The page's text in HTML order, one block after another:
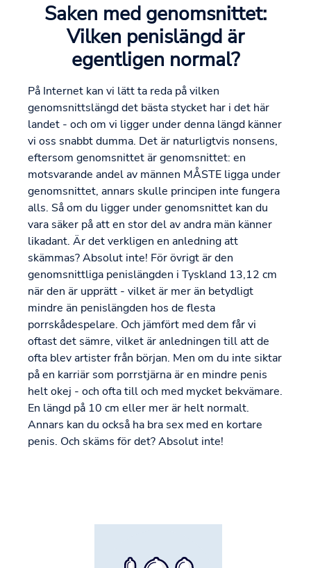
Saken med genomsnittet:
Vilken penislängd är
egentligen normal?
På Internet kan vi lätt ta reda på vilken
genomsnittslängd det bästa stycket har i det här
landet - och om vi ligger under denna längd känner
vi oss snabbt dumma. Det är naturligtvis nonsens,
eftersom genomsnittet är genomsnittet: en
motsvarande andel av männen MÅSTE ligga under
genomsnittet, annars skulle principen inte fungera
alls. Så om du ligger under genomsnittet kan du
vara säker på att en stor del av andra män känner
likadant. Är det verkligen en anledning att
skämmas? Absolut inte! För övrigt är den
genomsnittliga penislängden i Tyskland 13,12 cm
när den är upprätt - vilket är mer än betydligt
mindre än penislängden hos de flesta
porrskådespelare. Och jämfört med dem får vi
oftast det sämre, vilket är anledningen till att de
ofta blev artister från början. Men om du inte siktar
på en karriär som porrstjärna är en mindre penis
helt okej - och ofta till och med mycket bekvämare.
En längd på 10 cm eller mer är helt normalt.
Annars kan du också ha bra sex med en kortare
penis. Och skäms för det? Absolut inte!